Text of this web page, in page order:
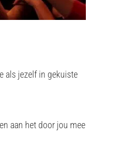
als jezelf in gekuiste
aan het door jou mee